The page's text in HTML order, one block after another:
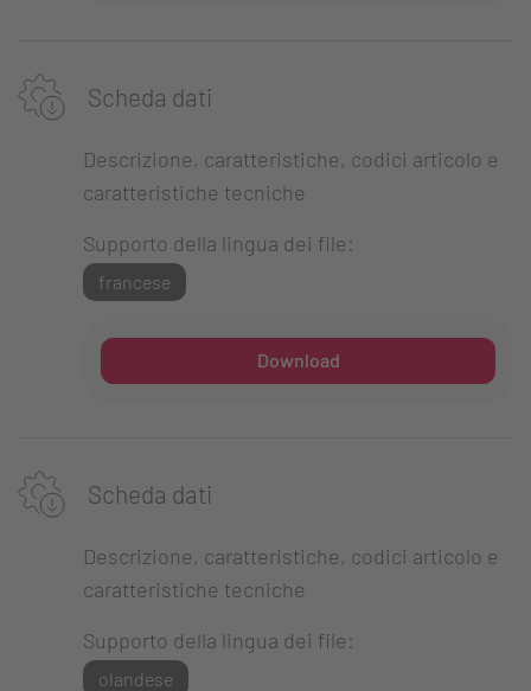
Scheda dati
Descrizione, caratteristiche, codici articolo e
caratteristiche tecniche
Supporto della lingua dei file:
francese
Download
Scheda dati
Descrizione, caratteristiche, codici articolo e
caratteristiche tecniche
Supporto della lingua dei file:
olandese